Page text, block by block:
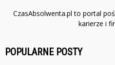
CzasAbsolwenta.pl to portal
karierze i
POPULARNE POSTY